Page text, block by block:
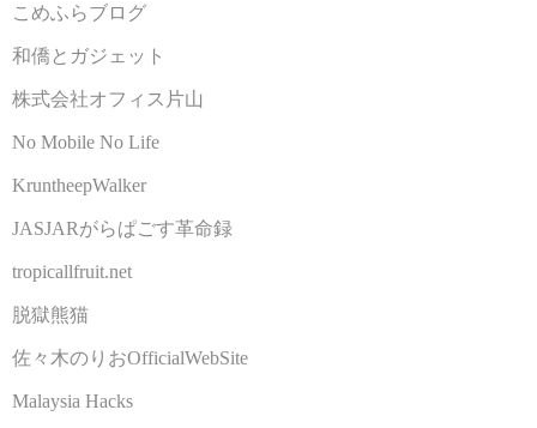
こめふらブログ
和僑とガジェット
株式会社オフィス片山
No Mobile No Life
KruntheepWalker
JASJARがらぱごす革命録
tropicallfruit.net
脱獄熊猫
佐々木のりおOfficialWebSite
Malaysia Hacks